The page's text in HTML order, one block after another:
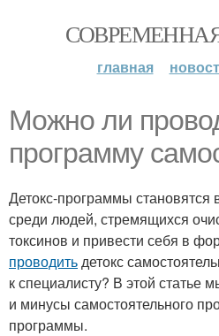
главная
Можно ли
программу
Детокс-программы
среди людей, стремящихся
токсинов и привести себя в
проводитьдетокс
к специалисту? В этой статье
и минусы самостоятельного
программы.